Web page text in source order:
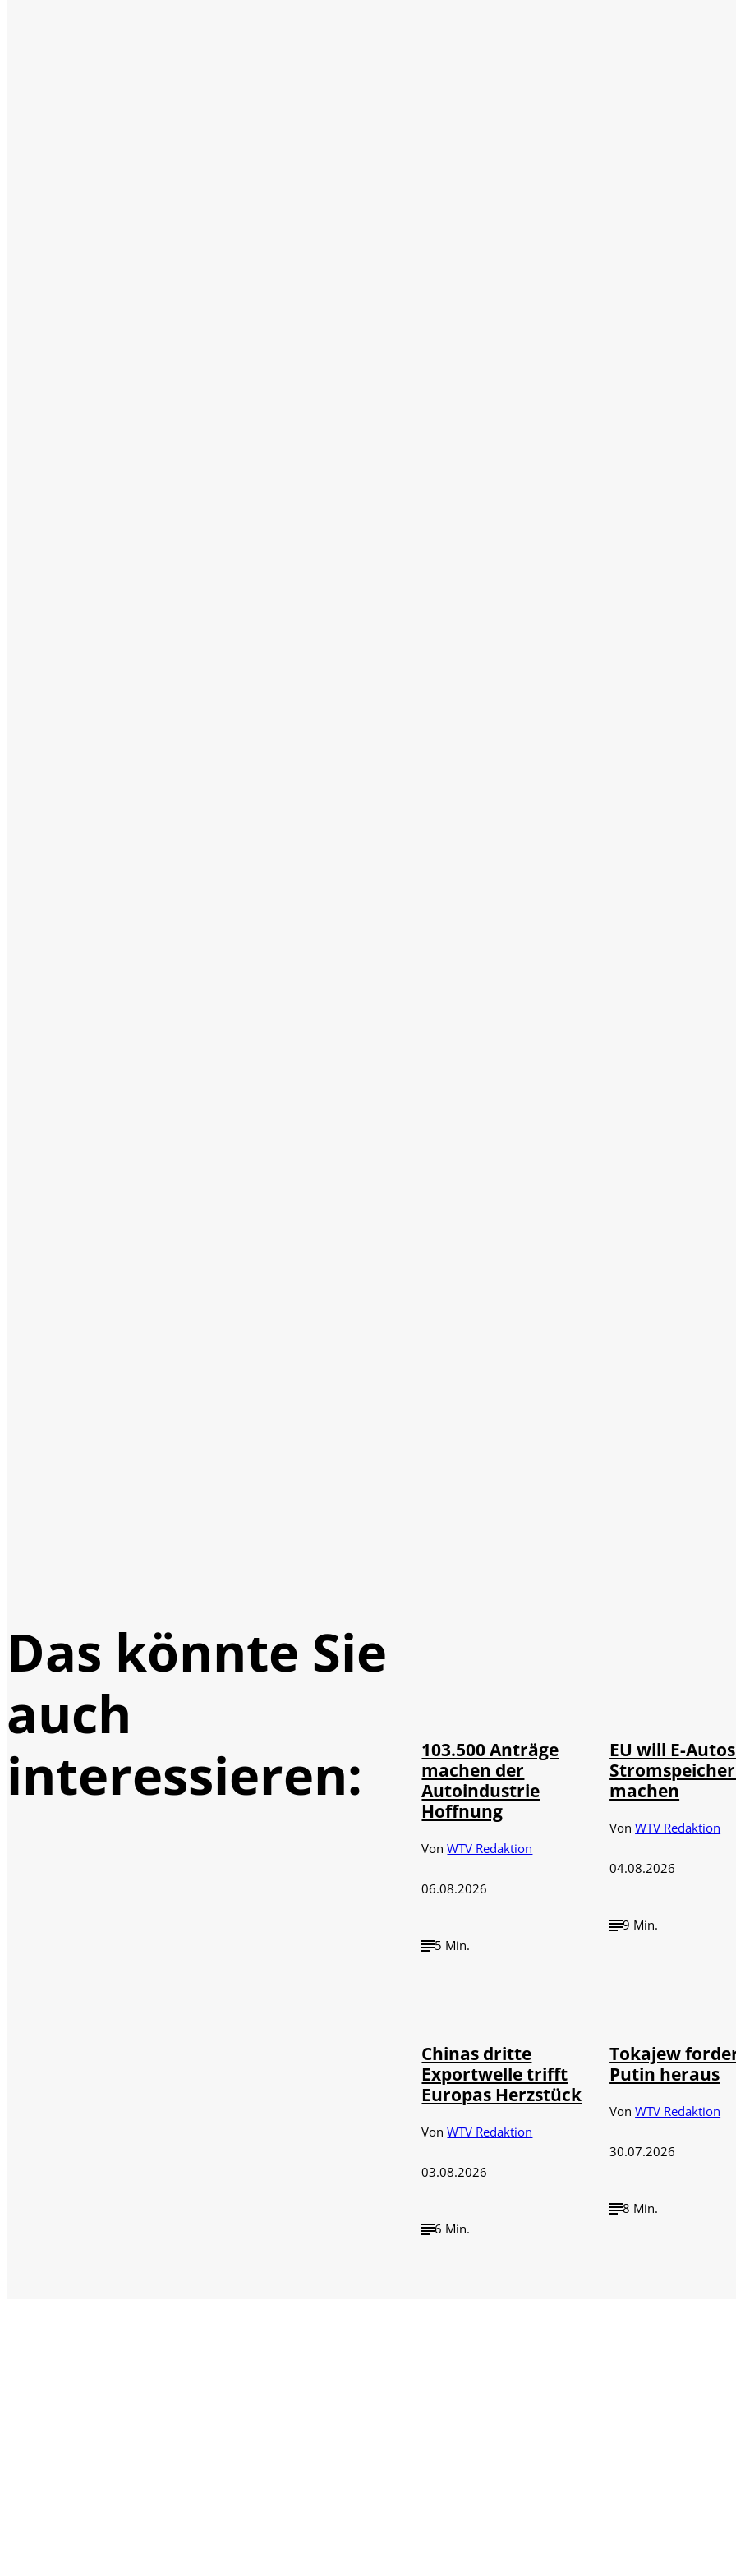
Das könnte Sie
auch
interessieren:
103.500 Anträge
machen der
Autoindustrie
Hoffnung
VonWTV Redaktion
06.08.2026
5 Min.
EU will E-
machen
VonWTV Redaktion
04.08.2026
9 Min.
Chinas dritte
Exportwelle trifft
Europas Herzstück
VonWTV Redaktion
03.08.2026
6 Min.
Tokajew
Putin heraus
VonWTV Redaktion
30.07.2026
8 Min.